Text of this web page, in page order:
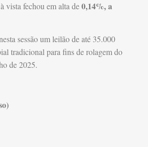
vista fechou em alta de0,14%, a
sessão um leilão de até 35.000
tradicional para fins de rolagem do
de 2025.